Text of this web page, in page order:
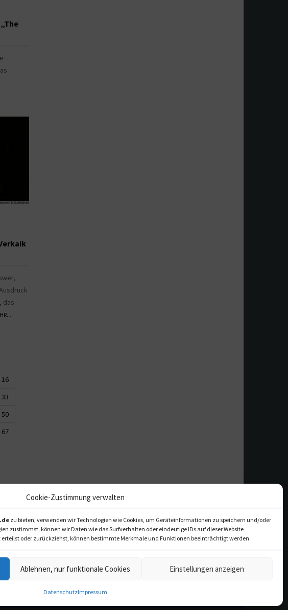
Cookie-Zustimmung verwalten
zu bieten, verwenden wir Technologien wie Cookies, um Geräteinformationen zu speichern und/oder
zustimmst, können wir Daten wie das Surfverhalten oder eindeutige IDs auf dieser Website
oder zurückziehst, können bestimmte Merkmale und Funktionen beeinträchtigt werden.
Ablehnen, nur funktionale Cookies Einstellungen anzeigen
DatenschutzImpressum
das
16
33
50
67
für Musical, Oper und mehr